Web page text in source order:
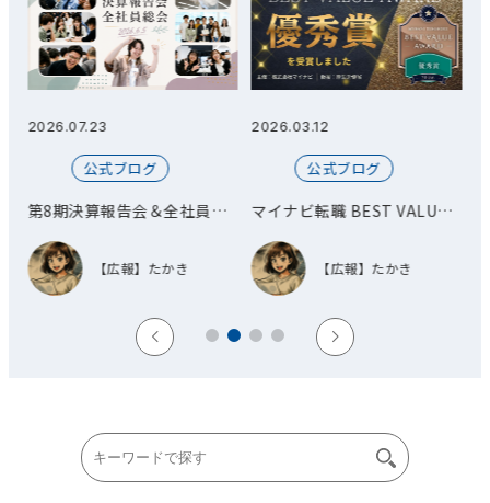
2026.07.23
公式ブログ
第8期決算報告会＆全社員総
【広報】たかき
2026.03.12
公式ブログ
マイナビ転職 BEST VALUE
AWARD 優秀賞を受賞しまし
た！
【広報】たかき